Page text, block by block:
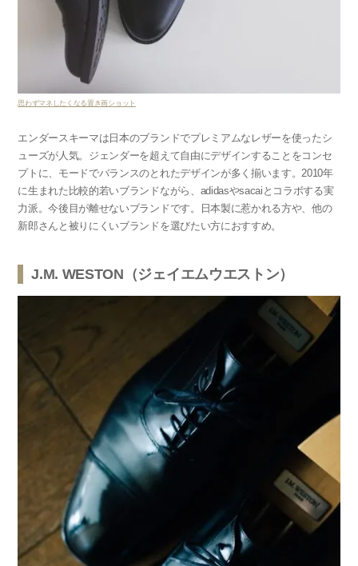
思わずマネしたくなる置き画ショット
エンダースキーマは日本のブランドでプレミアムなレザーを使ったシ
ューズが人気。ジェンダーを超えて自由にデザインすることをコンセ
プトに、モードでバランスのとれたデザインが多く揃います。2010年
に生まれた比較的若いブランドながら、adidasやsacaiとコラボする実
力派。今後目が離せないブランドです。日本製に惹かれる方や、他の
新郎さんと被りにくいブランドを選びたい方におすすめ。
J.M. WESTON（ジェイエムウエストン）